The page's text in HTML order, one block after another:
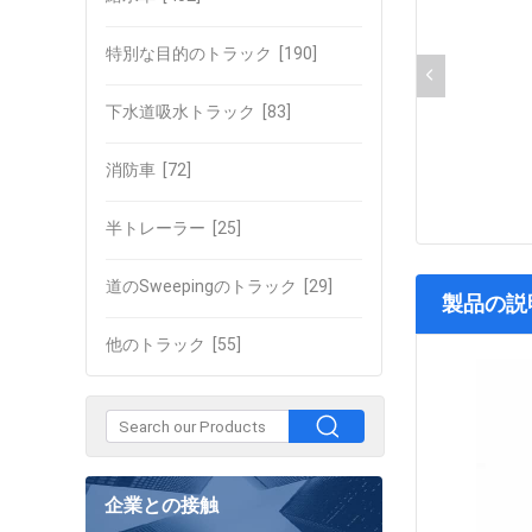
特別な目的のトラック [190]
下水道吸水トラック [83]
消防車 [72]
半トレーラー [25]
道のSweepingのトラック [29]
他のトラック [55]
企業との接触
製品の